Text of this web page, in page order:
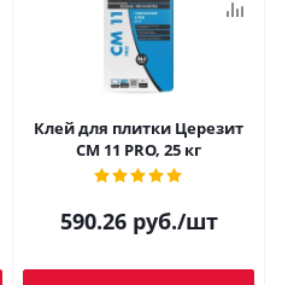
Клей для плитки Церезит
СМ 11 PRO, 25 кг
590.26руб./шт